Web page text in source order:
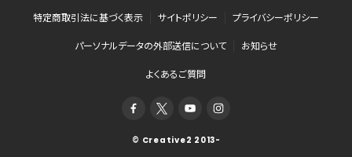
特定商取引法に基づく表示 サイトポリシー プライバシーポリシー
パーソナルデータの外部送信について お知らせ
よくあるご質問
© Creative2 2013-